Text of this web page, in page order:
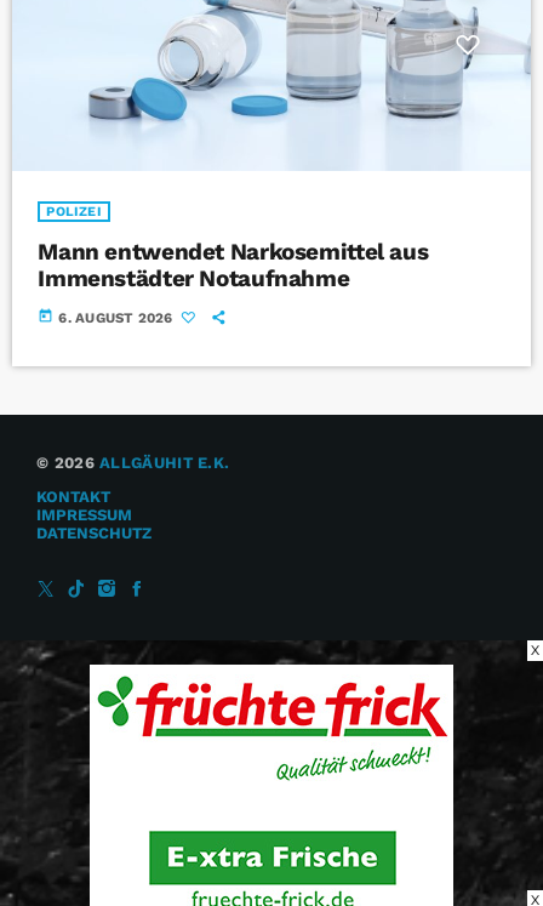
POLIZEI
Mann entwendet Narkosemittel aus
Immenstädter Notaufnahme
today 6. AUGUST 2026
© 2026ALLGÄUHIT E.K.
KONTAKT
IMPRESSUM
DATENSCHUTZ
X
X